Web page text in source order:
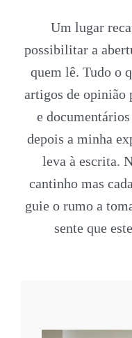
Um lugar
possibilitar a
quem lê. Tudo o
artigos de opinião
e
depois a minha
leva à escrita.
cantinho mas
guie o rumo a
sente que